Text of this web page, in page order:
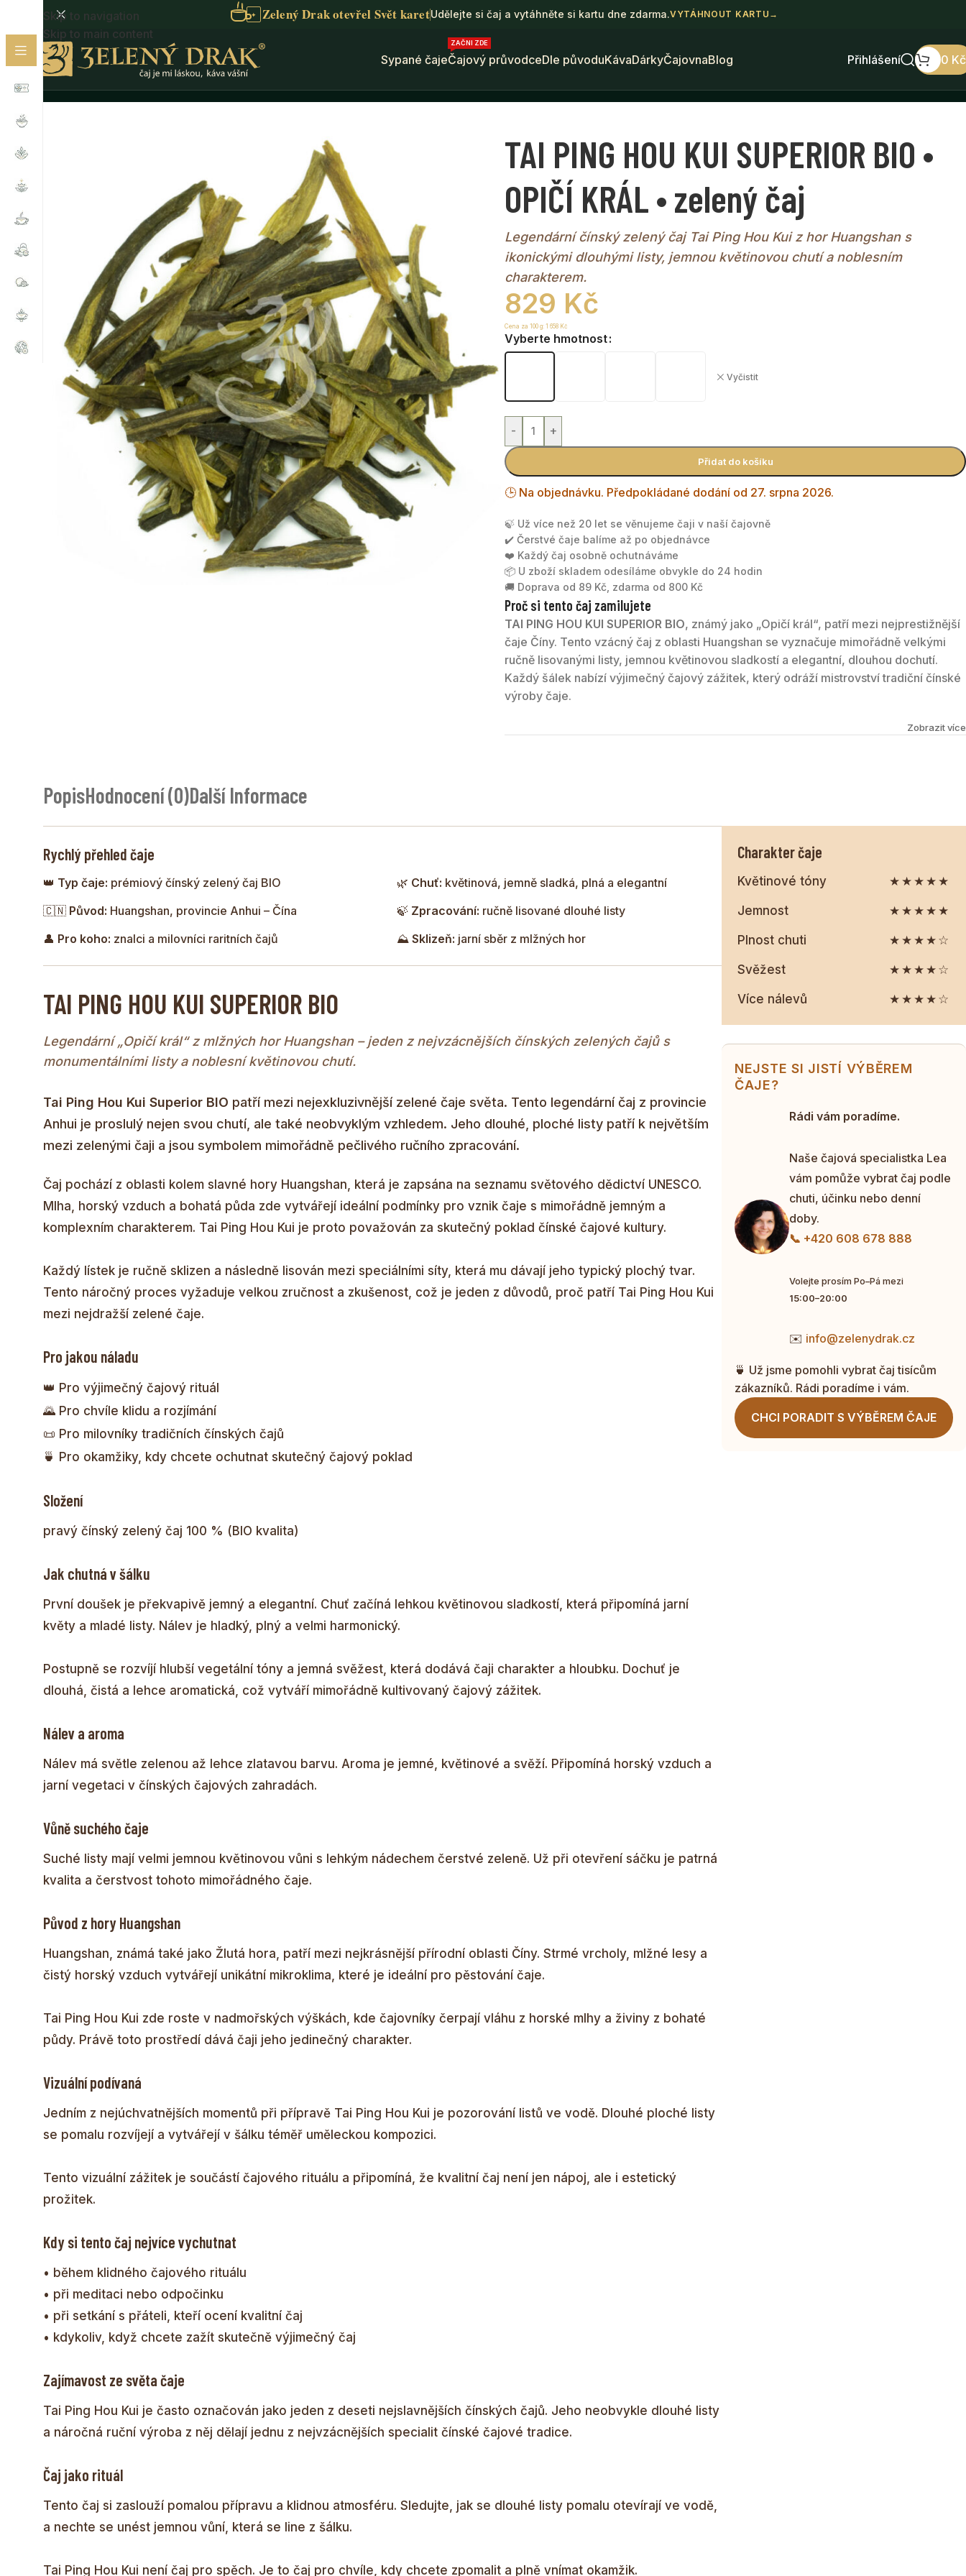
Skip to navigation
Skip to main content
✦ Zelený Drak otevřel Svět karetUdělejte si čaj a vytáhněte si kartu dne zdarma.VYTÁHNOUT KARTU →
Sypané čajeČajový průvodce
ZAČNI ZDE
Dle původuKávaDárkyČajovnaBlog Přihlášení 0 Kč
Domů
Zelený čaj BIO TAI PING HOU KUI SUPERIOR BIO • OPIČÍ KRÁL • zelený čaj
TAI PING HOU KUI SUPERIOR BIO •
OPIČÍ KRÁL • zelený čaj
Legendární čínský zelený čaj Tai Ping Hou Kui z hor Huangshan s
ikonickými dlouhými listy, jemnou květinovou chutí a noblesním
charakterem.
829 Kč
Cena za 100 g: 1 658 Kč
Vyberte hmotnost
Vyčistit
- +
Přidat do košíku
🕒 Na objednávku. Předpokládané dodání od 27. srpna 2026.
🍃 Už více než 20 let se věnujeme čaji v naší čajovně
✔️ Čerstvé čaje balíme až po objednávce
❤️ Každý čaj osobně ochutnáváme
📦 U zboží skladem odesíláme obvykle do 24 hodin
🚚 Doprava od 89 Kč, zdarma od 800 Kč
Proč si tento čaj zamilujete
TAI PING HOU KUI SUPERIOR BIO, známý jako „Opičí král“, patří mezi nejprestižnější
čaje Číny. Tento vzácný čaj z oblasti Huangshan se vyznačuje mimořádně velkými
ručně lisovanými listy, jemnou květinovou sladkostí a elegantní, dlouhou dochutí.
Každý šálek nabízí výjimečný čajový zážitek, který odráží mistrovství tradiční čínské
výroby čaje.
Zobrazit více
PopisHodnocení (0)Další Informace
Rychlý přehled čaje
👑 Typ čaje: prémiový čínský zelený čaj BIO 🌿 Chuť: květinová, jemně sladká, plná a elegantní
🇨🇳 Původ: Huangshan, provincie Anhui – Čína 🍃 Zpracování: ručně lisované dlouhé listy
👤 Pro koho: znalci a milovníci raritních čajů ⛰️ Sklizeň: jarní sběr z mlžných hor
TAI PING HOU KUI SUPERIOR BIO
Legendární „Opičí král“ z mlžných hor Huangshan – jeden z nejvzácnějších čínských zelených čajů s
monumentálními listy a noblesní květinovou chutí.
Tai Ping Hou Kui Superior BIO patří mezi nejexkluzivnější zelené čaje světa. Tento legendární čaj z provincie
Anhui je proslulý nejen svou chutí, ale také neobvyklým vzhledem. Jeho dlouhé, ploché listy patří k největším
mezi zelenými čaji a jsou symbolem mimořádně pečlivého ručního zpracování.
Čaj pochází z oblasti kolem slavné hory Huangshan, která je zapsána na seznamu světového dědictví UNESCO.
Mlha, horský vzduch a bohatá půda zde vytvářejí ideální podmínky pro vznik čaje s mimořádně jemným a
komplexním charakterem. Tai Ping Hou Kui je proto považován za skutečný poklad čínské čajové kultury.
Každý lístek je ručně sklizen a následně lisován mezi speciálními síty, která mu dávají jeho typický plochý tvar.
Tento náročný proces vyžaduje velkou zručnost a zkušenost, což je jeden z důvodů, proč patří Tai Ping Hou Kui
mezi nejdražší zelené čaje.
Pro jakou náladu
👑 Pro výjimečný čajový rituál
🌄 Pro chvíle klidu a rozjímání
📜 Pro milovníky tradičních čínských čajů
🍵 Pro okamžiky, kdy chcete ochutnat skutečný čajový poklad
Složení
pravý čínský zelený čaj 100 % (BIO kvalita)
Jak chutná v šálku
První doušek je překvapivě jemný a elegantní. Chuť začíná lehkou květinovou sladkostí, která připomíná jarní
květy a mladé listy. Nálev je hladký, plný a velmi harmonický.
Postupně se rozvíjí hlubší vegetální tóny a jemná svěžest, která dodává čaji charakter a hloubku. Dochuť je
dlouhá, čistá a lehce aromatická, což vytváří mimořádně kultivovaný čajový zážitek.
Nálev a aroma
Nálev má světle zelenou až lehce zlatavou barvu. Aroma je jemné, květinové a svěží. Připomíná horský vzduch a
jarní vegetaci v čínských čajových zahradách.
Vůně suchého čaje
Suché listy mají velmi jemnou květinovou vůni s lehkým nádechem čerstvé zeleně. Už při otevření sáčku je patrná
kvalita a čerstvost tohoto mimořádného čaje.
Původ z hory Huangshan
Huangshan, známá také jako Žlutá hora, patří mezi nejkrásnější přírodní oblasti Číny. Strmé vrcholy, mlžné lesy a
čistý horský vzduch vytvářejí unikátní mikroklima, které je ideální pro pěstování čaje.
Tai Ping Hou Kui zde roste v nadmořských výškách, kde čajovníky čerpají vláhu z horské mlhy a živiny z bohaté
půdy. Právě toto prostředí dává čaji jeho jedinečný charakter.
Vizuální podívaná
Jedním z nejúchvatnějších momentů při přípravě Tai Ping Hou Kui je pozorování listů ve vodě. Dlouhé ploché listy
se pomalu rozvíjejí a vytvářejí v šálku téměř uměleckou kompozici.
Tento vizuální zážitek je součástí čajového rituálu a připomíná, že kvalitní čaj není jen nápoj, ale i estetický
prožitek.
Kdy si tento čaj nejvíce vychutnat
• během klidného čajového rituálu
• při meditaci nebo odpočinku
• při setkání s přáteli, kteří ocení kvalitní čaj
• kdykoliv, když chcete zažít skutečně výjimečný čaj
Zajímavost ze světa čaje
Tai Ping Hou Kui je často označován jako jeden z deseti nejslavnějších čínských čajů. Jeho neobvykle dlouhé listy
a náročná ruční výroba z něj dělají jednu z nejvzácnějších specialit čínské čajové tradice.
Čaj jako rituál
Tento čaj si zaslouží pomalou přípravu a klidnou atmosféru. Sledujte, jak se dlouhé listy pomalu otevírají ve vodě,
a nechte se unést jemnou vůní, která se line z šálku.
Tai Ping Hou Kui není čaj pro spěch. Je to čaj pro chvíle, kdy chcete zpomalit a plně vnímat okamžik.
Charakter čaje
Květinové tóny ★★★★★
Jemnost ★★★★★
Plnost chuti ★★★★☆
Svěžest ★★★★☆
Více nálevů ★★★★☆
NEJSTE SI JISTÍ VÝBĚREM
ČAJE?
Rádi vám poradíme.
Naše čajová specialistka Lea
vám pomůže vybrat čaj podle
chuti, účinku nebo denní
doby.
📞 +420 608 678 888
Volejte prosím Po–Pá mezi
15:00–20:00
✉️ info@zelenydrak.cz
🍵 Už jsme pomohli vybrat čaj tisícům
zákazníků. Rádi poradíme i vám.
CHCI PORADIT S VÝBĚREM ČAJE